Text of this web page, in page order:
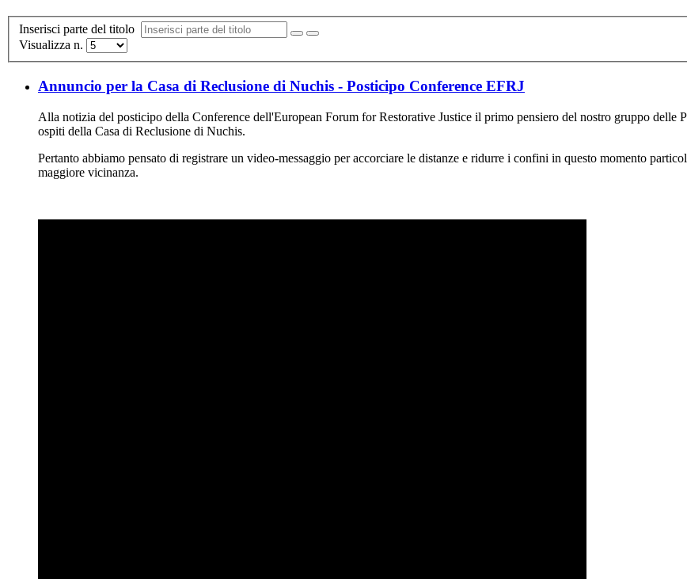
Inserisci parte del titolo
Visualizza n.
Annuncio per la Casa di Reclusione di Nuchis - Posticipo Conference EFRJ
Alla notizia del posticipo della Conference dell'European Forum for Restorative Justice il primo pensiero del nostro gruppo delle
ospiti della Casa di Reclusione di Nuchis.
Pertanto abbiamo pensato di registrare un video-messaggio per accorciare le distanze e ridurre i confini in questo momento
maggiore vicinanza.